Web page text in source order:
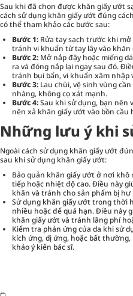
Sau khi đã chọn được khăn giấy ướt
cách sử dụng khăn giấy ướt đúng
có thể tham khảo các bước sau:
Bước 1: Rửa tay sạch trước khi
tránh vi khuẩn từ tay lây vào khăn
Bước 2: Mở nắp đậy hoặc miếng
ra và đóng nắp lại ngay sau đó.
tránh bụi bẩn, vi khuẩn xâm nhập
Bước 3: Lau chùi, vệ sinh vùng
nhàng, không cọ xát mạnh.
Bước 4:Sau khi sử dụng, bạn
nên xả khăn giấy ướt vào bồn
Những lưu ý khi
Ngoài cách sử dụng khăn giấy ướt
sau khi sử dụng khăn giấy ướt:
Bảo quản khăn giấy ướt ở nơi
tiếp hoặc nhiệt độ cao. Điều này
khăn và tránh cho sản phẩm bị hư
Sử dụng khăn giấy ướt trong thời
nhiều hoặc để quá hạn. Điều này
khăn giấy ướt và tránh lãng phí
Kiểm tra phản ứng của da khi sử
kích ứng, dị ứng, hoặc bất
khảo ý kiến bác sĩ.